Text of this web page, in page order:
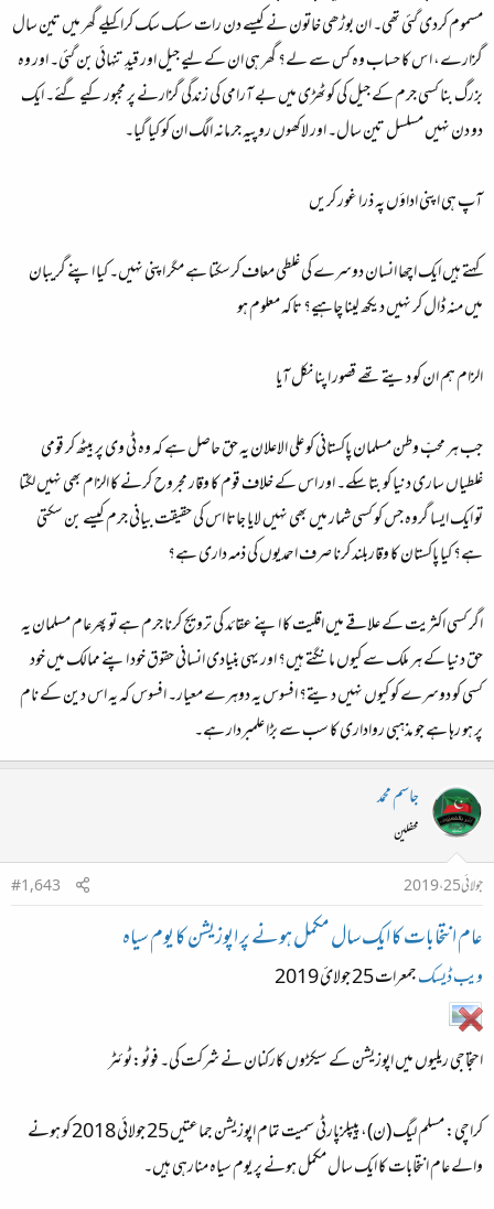
مسموم کردی گئی تھی۔ ان بوڑھی خاتون نے کیسے دن رات سسک سک کراکیلے گھر میں تین سال
گزارے، ا س کا حساب وہ کس سے لے؟ گھر ہی ان کے لیے جیل اور قیدِ تنہائی بن گئی۔ اور وہ
بزرگ بنا کسی جرم کے جیل کی کوٹھڑی میں بے آرامی کی زندگی گزارنے پر مجبور کیے گئے۔ ایک
دو دن نہیں مسلسل تین سال۔ اور لاکھوں روپیہ جرمانہ الگ ان کو کیا گیا۔
آپ ہی اپنی اداؤں پہ ذرا غور کریں
کہتے ہیں ایک اچھا انسان دوسرے کی غلطی معاف کرسکتا ہے مگر اپنی نہیں۔ کیا اپنے گریبان
میں منہ ڈال کر نہیں دیکھ لینا چاہیے؟ تاکہ معلوم ہو
الزام ہم ان کو دیتے تھے قصور اپنا نکل آیا
جب ہر محبِّ وطن مسلمان پاکستانی کو علی الاعلان یہ حق حاصل ہے کہ وہ ٹی وی پر بیٹھ کر قومی
غلطیاں ساری دنیا کو بتا سکے۔ اور اس کے خلاف قوم کا وقار مجروح کرنے کا الزام بھی نہیں لگتا
تو ایک ایسا گروہ جس کو کسی شمار میں بھی نہیں لایا جاتا اس کی حقیقت بیانی جرم کیسے بن سکتی
ہے؟ کیا پاکستان کا وقاربلند کرنا صرف احمدیوں کی ذمہ داری ہے؟
اگر کسی اکثریت کے علاقے میں اقلیت کا اپنے عقائد کی ترویج کرنا جرم ہے تو پھرعام مسلمان یہ
حق دنیا کے ہر ملک سے کیوں مانگتے ہیں؟ اور یہی بنیادی انسانی حقوق خود اپنے ممالک میں خود
کسی کو دوسرے کو کیوں نہیں دیتے؟ افسوس یہ دوہرے معیار۔ افسوس کہ یہ اس دین کے نام
پر ہو رہا ہے جو مذہبی رواداری کا سب سے بڑا علمبردار ہے۔
جاسم محمد
محفلین
جولائی 25، 2019
#1,643
عام انتخابات کا ایک سال مکمل ہونے پر اپوزیشن کا یوم سیاہ
ویب ڈیسکجمعرات 25 جولائ 2019
احتجاجی ریلیوں میں اپوزیشن کے سیکڑوں کارکنان نے شرکت کی۔ فوٹو:ٹوئٹر
کراچی:
مسلم لیگ (ن)، پیپلزپارٹی سمیت تمام اپوزیشن جماعتیں 25 جولائی 2018 کو ہونے
والے عام انتخابات کا ایک سال مکمل ہونے پر یوم سیاہ منارہی ہیں۔